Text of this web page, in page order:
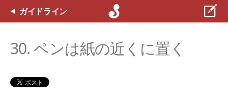
ガイドライン
30. ペンは紙の近くに置く